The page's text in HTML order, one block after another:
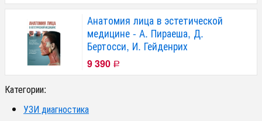
Анатомия лица в эстетической
медицине - А. Пираеша, Д.
Бертосси, И. Гейденрих
9 390 Р
Категории:
УЗИ диагностика